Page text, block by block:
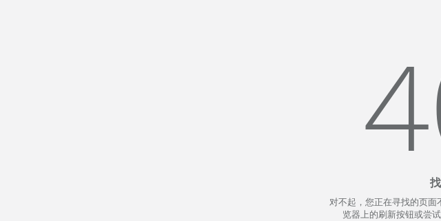
对不起，您正在寻找的页面
览器上的刷新按钮或尝